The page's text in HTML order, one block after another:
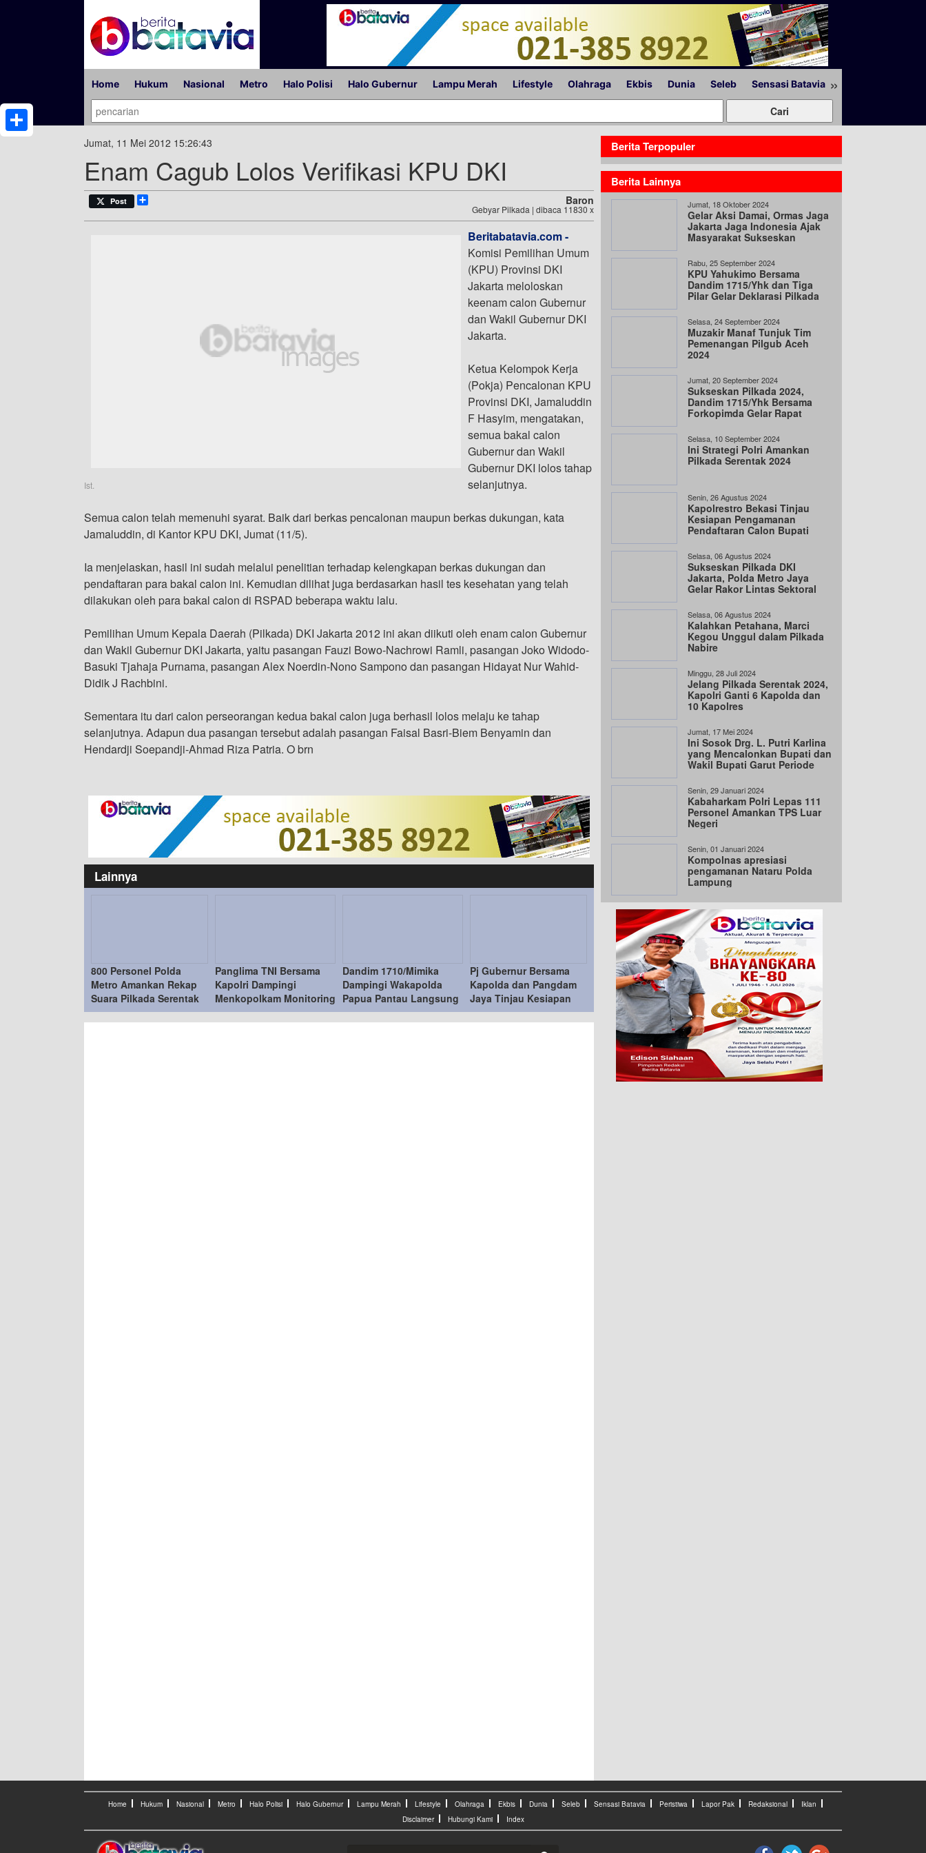
Home Hukum Nasional Metro Halo Polisi Halo Gubernur Lampu Merah Lifestyle Olahraga Ekbis Dunia Seleb Sensasi Batavia »
Jumat, 11 Mei 2012 15:26:43
Enam Cagub Lolos Verifikasi KPU DKI
Post Baron
Gebyar Pilkada | dibaca 11830 x
Ist.
Beritabatavia.com -
Komisi Pemilihan Umum
(KPU) Provinsi DKI
Jakarta meloloskan
keenam calon Gubernur
dan Wakil Gubernur DKI
Jakarta.
Ketua Kelompok Kerja
(Pokja) Pencalonan KPU
Provinsi DKI, Jamaluddin
F Hasyim, mengatakan,
semua bakal calon
Gubernur dan Wakil
Gubernur DKI lolos tahap
selanjutnya.
Semua calon telah memenuhi syarat. Baik dari berkas pencalonan maupun berkas dukungan, kata
Jamaluddin, di Kantor KPU DKI, Jumat (11/5).
Ia menjelaskan, hasil ini sudah melalui penelitian terhadap kelengkapan berkas dukungan dan
pendaftaran para bakal calon ini. Kemudian dilihat juga berdasarkan hasil tes kesehatan yang telah
dilakukan oleh para bakal calon di RSPAD beberapa waktu lalu.
Pemilihan Umum Kepala Daerah (Pilkada) DKI Jakarta 2012 ini akan diikuti oleh enam calon Gubernur
dan Wakil Gubernur DKI Jakarta, yaitu pasangan Fauzi Bowo-Nachrowi Ramli, pasangan Joko Widodo-
Basuki Tjahaja Purnama, pasangan Alex Noerdin-Nono Sampono dan pasangan Hidayat Nur Wahid-
Didik J Rachbini.
Sementara itu dari calon perseorangan kedua bakal calon juga berhasil lolos melaju ke tahap
selanjutnya. Adapun dua pasangan tersebut adalah pasangan Faisal Basri-Biem Benyamin dan
Hendardji Soepandji-Ahmad Riza Patria. O brn
Share
Lainnya
800 Personel Polda
Metro Amankan Rekap
Suara Pilkada Serentak
2024
Panglima TNI Bersama
Kapolri Dampingi
Menkopolkam Monitoring
Pilkada 2024
Dandim 1710/Mimika
Dampingi Wakapolda
Papua Pantau Langsung
Pemungutan Suara
Pj Gubernur Bersama
Kapolda dan Pangdam
Jaya Tinjau Kesiapan
TPS Asrama Brimob
Berita Terpopuler
Berita Lainnya
Jumat, 18 Oktober 2024
Gelar Aksi Damai, Ormas Jaga
Jakarta Jaga Indonesia Ajak
Masyarakat Sukseskan
Rabu, 25 September 2024
KPU Yahukimo Bersama
Dandim 1715/Yhk dan Tiga
Pilar Gelar Deklarasi Pilkada
Selasa, 24 September 2024
Muzakir Manaf Tunjuk Tim
Pemenangan Pilgub Aceh
2024
Jumat, 20 September 2024
Sukseskan Pilkada 2024,
Dandim 1715/Yhk Bersama
Forkopimda Gelar Rapat
Selasa, 10 September 2024
Ini Strategi Polri Amankan
Pilkada Serentak 2024
Senin, 26 Agustus 2024
Kapolrestro Bekasi Tinjau
Kesiapan Pengamanan
Pendaftaran Calon Bupati
Selasa, 06 Agustus 2024
Sukseskan Pilkada DKI
Jakarta, Polda Metro Jaya
Gelar Rakor Lintas Sektoral
Selasa, 06 Agustus 2024
Kalahkan Petahana, Marci
Kegou Unggul dalam Pilkada
Nabire
Minggu, 28 Juli 2024
Jelang Pilkada Serentak 2024,
Kapolri Ganti 6 Kapolda dan
10 Kapolres
Jumat, 17 Mei 2024
Ini Sosok Drg. L. Putri Karlina
yang Mencalonkan Bupati dan
Wakil Bupati Garut Periode
Senin, 29 Januari 2024
Kabaharkam Polri Lepas 111
Personel Amankan TPS Luar
Negeri
Senin, 01 Januari 2024
Kompolnas apresiasi
pengamanan Nataru Polda
Lampung
Home Hukum Nasional Metro Halo Polisi Halo Gubernur Lampu Merah Lifestyle Olahraga Ekbis Dunia Seleb Sensasi Batavia Peristiwa Lapor Pak Redaksional
Iklan
Disclaimer
Hubungi Kami Index